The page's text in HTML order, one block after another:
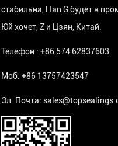
стабильна, l Ian G будет в
Юй хочет, Z и Цзян, Китай.
Телефон : +86 574 62837603
Моб: +86 13757423547
Эл. Почта: